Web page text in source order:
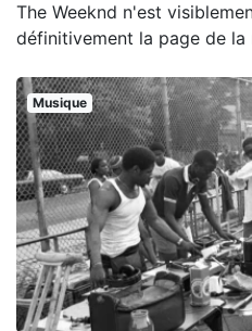
The Weeknd n'est
définitivement la page de la
Musique